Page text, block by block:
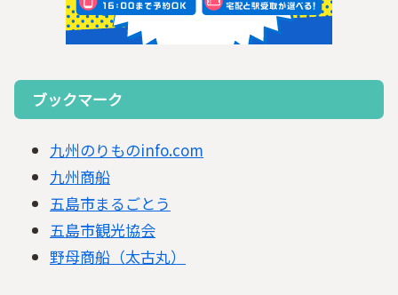
ブックマーク
九州のりものinfo.com
九州商船
五島市まるごとう
五島市観光協会
野母商船（太古丸）